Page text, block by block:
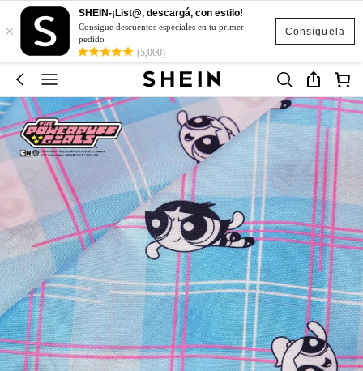
Consíguela
×
SHEIN-¡List@, descargá, con estilo!
Consigue descuentos especiales en tu primer
pedido
(5,000)